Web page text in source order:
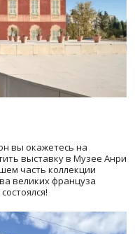
вы окажетесь на
выставку в Музее Анри
часть коллекции
великих француза